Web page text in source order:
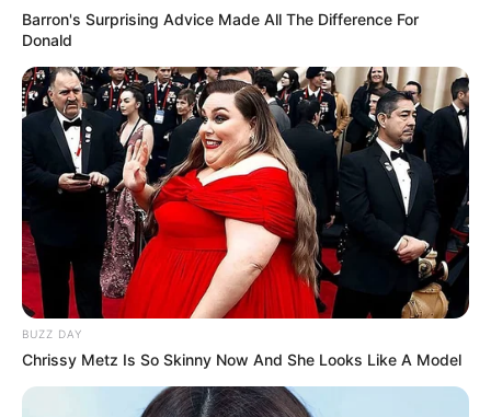
Barron's Surprising Advice Made All The Difference For
Donald
BUZZ DAY
Chrissy Metz Is So Skinny Now And She Looks Like A Model